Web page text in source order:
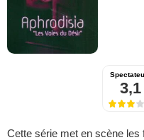
3,1
Cette série met en scène